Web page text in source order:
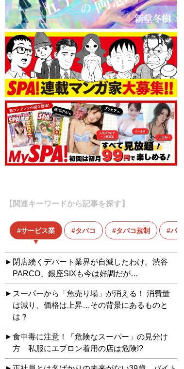
【関連キーワードから記事を探す】
サービス業 タバコ タバコ規制 パチ
閉店続くデパート業界が自滅したわけ。渋谷
PARCO、銀座SIXも今は好調だが…
スーパーから「魚売り場」が消える！ 消費量
は減り、価格は上昇…その背景にあるものと
は？
食中毒に注意！「危険なスーパー」の見分け
方 私服にエプロン着用の店は危険!?